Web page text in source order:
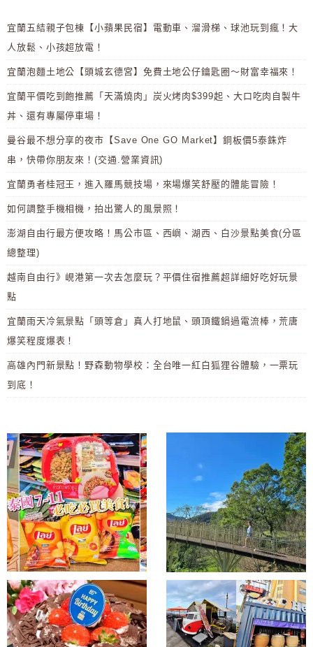
宜蘭五結親子包棟【小蘋果民宿】電動車、溜滑梯、球池玩到瘋！大
人放鬆、小孩超放電！
宜蘭泡麵土地公【頭城玄德宮】免費土地公仔鑰匙圈～財富幸福來！
宜蘭平價吃到飽推薦「天滿燒肉」炭火烤肉$399起、大口吃肉自製牛
丼、還有專屬停車場！
曼谷最不想分享的夜市【Save One GO Market】銅板價5泰銖炸
串，快帶你朋友來！(交通.營業資訊)
宜蘭勇者桂冠王，進入羅馬競技場，來場爆笑舒壓的體能冒險！
如何調整手機相機，拍出驚人的風景照！
澎湖自由行最方便攻略！馬公市區、西嶼、湖西、白沙景點美食(分區
總整理)
越南自由行》峴港第一次去怎麼玩？平價住宿推薦超詳細好吃好玩景
點
宜蘭雨天冷氣景點「頭等倉」真人打地鼠、頭頂鐵鍋過電流棒，荒唐
爆笑程度爆表！
高雄內門新景點！野森動物學校：全台唯一紅白狐狸谷體驗，一票玩
到底！